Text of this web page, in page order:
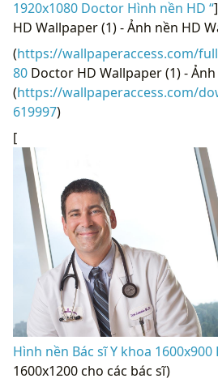
1920x1080 Doctor Hình nền HD “
HD Wallpaper (1) - Ảnh nền HD
(https://wallpaperaccess.com/
80 Doctor HD Wallpaper (1) -
(https://wallpaperaccess.com/
619997)
[
Hình nền Bác sĩ Y khoa 1600x900
1600x1200 cho các bác sĩ)